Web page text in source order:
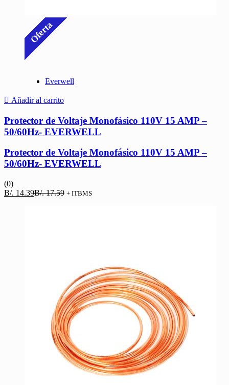
Oferta
Everwell
Añadir al carrito
Protector de Voltaje Monofásico 110V 15 AMP –
50/60Hz- EVERWELL
Protector de Voltaje Monofásico 110V 15 AMP –
50/60Hz- EVERWELL
(0)
B/. 14.39El
B/.17.59 El
+ ITBMS